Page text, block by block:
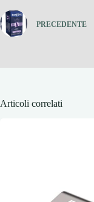
PRECEDENTE
Articoli correlati